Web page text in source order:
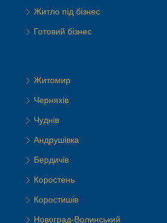
Житло під бізнес
Готовий бізнес
Житомир
Черняхів
Чуднів
Андрушівка
Бердичів
Коростень
Коростишів
Новоград-Волинський